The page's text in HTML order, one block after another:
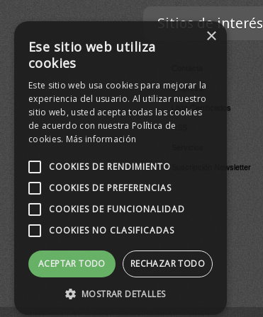
Sitios de interés
Empresa
Lista Certificados
RSS
Suscripción Newsletter
×
Ese sitio web utiliza
cookies
Este sitio web usa cookies para mejorar la
experiencia del usuario. Al utilizar nuestro
sitio web, usted acepta todas las cookies
de acuerdo con nuestra Política de
cookies. Más información
COOKIES DE RENDIMIENTO
COOKIES DE PREFERENCIAS
COOKIES DE FUNCIONALIDAD
COOKIES NO CLASIFICADAS
ACEPTAR TODO RECHAZAR TODO
MOSTRAR DETALLES